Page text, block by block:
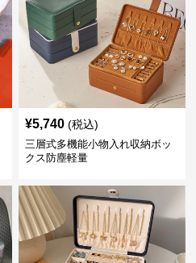
¥5,740 (税込)
三層式多機能小物入れ収納ボッ
クス防塵軽量